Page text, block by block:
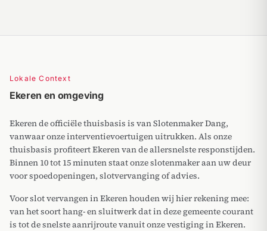
Lokale Context
Ekeren en omgeving
Ekeren de officiële thuisbasis is van Slotenmaker Dang,
vanwaar onze interventievoertuigen uitrukken. Als onze
thuisbasis profiteert Ekeren van de allersnelste responstijden.
Binnen 10 tot 15 minuten staat onze slotenmaker aan uw deur
voor spoedopeningen, slotvervanging of advies.
Voor slot vervangen in Ekeren houden wij hier rekening mee:
van het soort hang- en sluitwerk dat in deze gemeente courant
is tot de snelste aanrijroute vanuit onze vestiging in Ekeren.